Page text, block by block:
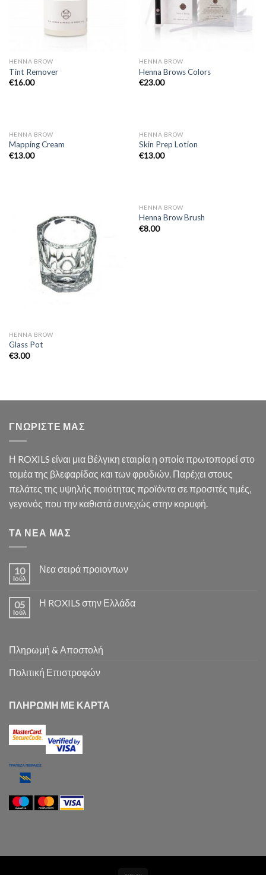
HENNA BROW
Tint Remover
€16.00
HENNA BROW
Henna Brows Colors
€23.00
HENNA BROW
Mapping Cream
€13.00
HENNA BROW
Skin Prep Lotion
€13.00
HENNA BROW
Glass Pot
€3.00
ΕΞΑΝΤΛΗΜΈΝΟ
HENNA BROW
Henna Brow Brush
€8.00
ΓΝΩΡΙΣΤΕ ΜΑΣ
Η ROXILS είναι μια Βέλγικη εταιρία η οποία πρωτοπορεί στο
τομέα της βλεφαρίδας και των φρυδιών. Παρέχει στους
πελάτες της υψηλής ποιότητας προϊόντα σε προσιτές τιμές,
γεγονός που την καθιστά συνεχώς στην κορυφή.
ΤΑ ΝΕΑ ΜΑΣ
10
Ιούλ
Νεα σειρά προιοντων
05
Ιούλ
Η ROXILS στην Ελλάδα
Πληρωμή & Αποστολή
Πολιτική Επιστροφών
ΠΛΗΡΩΜΗ ΜΕ ΚΑΡΤΑ